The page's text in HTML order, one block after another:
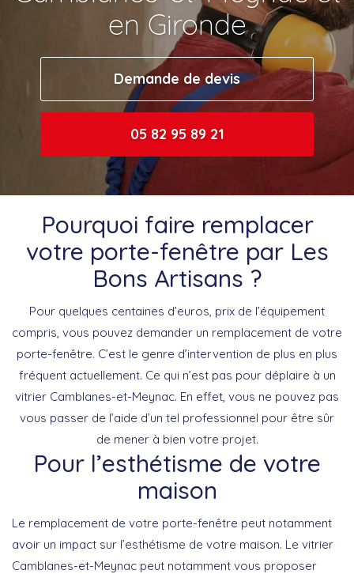
en Gironde
Demande de devis
05 82 95 89 21
Pourquoi faire remplacer
votre porte-fenêtre par Les
Bons Artisans ?
Pour quelques centaines d’euros, prix de l’équipement
compris, vous pouvez demander un remplacement de votre
porte-fenêtre. C’est le genre d’intervention de plus en plus
fréquent actuellement. Ce qui n’est pas pour déplaire à un
vitrier Camblanes-et-Meynac. En effet, vous ne pouvez pas
vous passer de l’aide d’un tel professionnel pour être sûr
de mener à bien votre projet.
Pour l’esthétisme de votre
maison
Le remplacement de votre porte-fenêtre peut notamment
avoir un impact sur l’esthétisme de votre maison. Le vitrier
Camblanes-et-Meynac peut notamment vous proposer